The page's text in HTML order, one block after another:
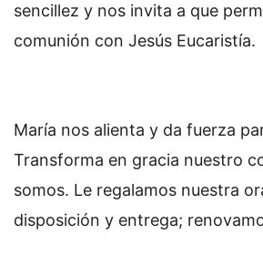
sencillez y nos invita a que
comunión con Jesús Eucaristía.
María nos alienta y da fuerza
Transforma en gracia nuestro
somos. Le regalamos nuestra
disposición y entrega;